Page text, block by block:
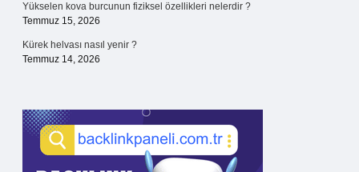
Yükselen kova burcunun fiziksel özellikleri nelerdir ?
Temmuz 15, 2026
Kürek helvası nasıl yenir ?
Temmuz 14, 2026